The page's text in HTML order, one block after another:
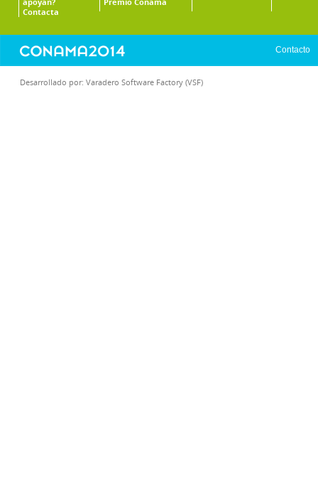
Contacta
Contacto
Desarrollado por: Varadero Software Factory (VSF)